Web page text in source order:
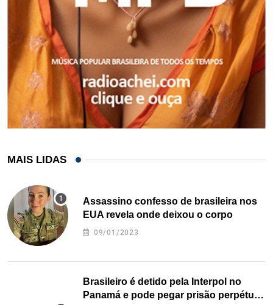
MAIS LIDAS
Assassino confesso de brasileira nos
EUA revela onde deixou o corpo
09/01/2023
Brasileiro é detido pela Interpol no
Panamá e pode pegar prisão perpétua